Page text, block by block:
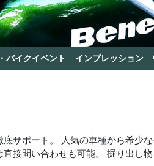
バイクイベント インプレッション
サポート。 人気の車種から希少
接問い合わせも可能。 掘り出し物